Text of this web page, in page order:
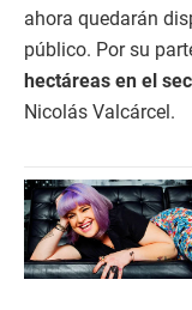
ahora quedarán
público. Por su
hectáreas en el
Nicolás Valcárcel.